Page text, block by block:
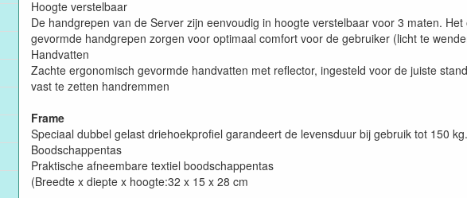
Hoogte verstelbaar
De handgrepen van de Server zijn eenvoudig in hoogte verstelbaar voor 3 maten.
gevormde handgrepen zorgen voor optimaal comfort voor de gebruiker (licht te
Handvatten
Zachte ergonomisch gevormde handvatten met reflector, ingesteld voor de juiste
vast te zetten handremmen
Frame
Speciaal dubbel gelast driehoekprofiel garandeert de levensduur bij gebruik tot 150
Boodschappentas
Praktische afneembare textiel boodschappentas
(Breedte x diepte x hoogte:32 x 15 x 28 cm